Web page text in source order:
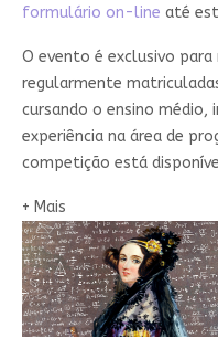
formulário on-line até
O evento é exclusivo para
regularmente
cursando o ensino médio,
experiência na área de
competição está
+ Mais